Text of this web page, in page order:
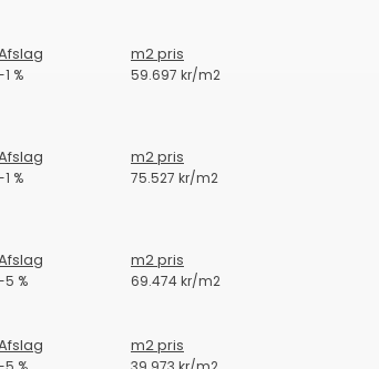
m2 pris
% 59.697 kr/m2
m2 pris
% 75.527 kr/m2
m2 pris
% 69.474 kr/m2
m2 pris